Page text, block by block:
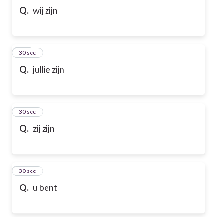
Q. wij zijn
Q. jullie zijn
102
30 sec
Q. zij zijn
103
30 sec
Q. u bent
104
30 sec